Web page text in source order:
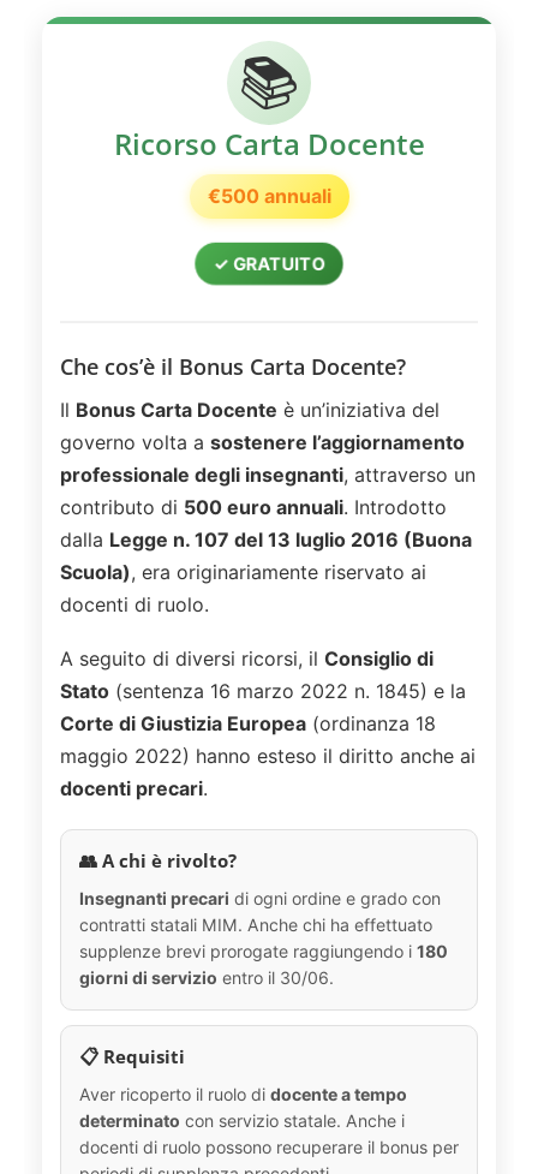
📚
Ricorso Carta Docente
€500 annuali
✓ GRATUITO
Che cos’è il Bonus Carta Docente?
Il Bonus Carta Docente è un’iniziativa del
governo volta a sostenere l’aggiornamento
professionale degli insegnanti, attraverso un
contributo di 500 euro annuali. Introdotto
dalla Legge n. 107 del 13 luglio 2016 (Buona
Scuola), era originariamente riservato ai
docenti di ruolo.
A seguito di diversi ricorsi, il Consiglio di
Stato (sentenza 16 marzo 2022 n. 1845) e la
Corte di Giustizia Europea (ordinanza 18
maggio 2022) hanno esteso il diritto anche ai
docenti precari.
👥 A chi è rivolto?
Insegnanti precari di ogni ordine e grado con
contratti statali MIM. Anche chi ha effettuato
supplenze brevi prorogate raggiungendo i 180
giorni di servizio entro il 30/06.
📋 Requisiti
Aver ricoperto il ruolo di docente a tempo
determinato con servizio statale. Anche i
docenti di ruolo possono recuperare il bonus per